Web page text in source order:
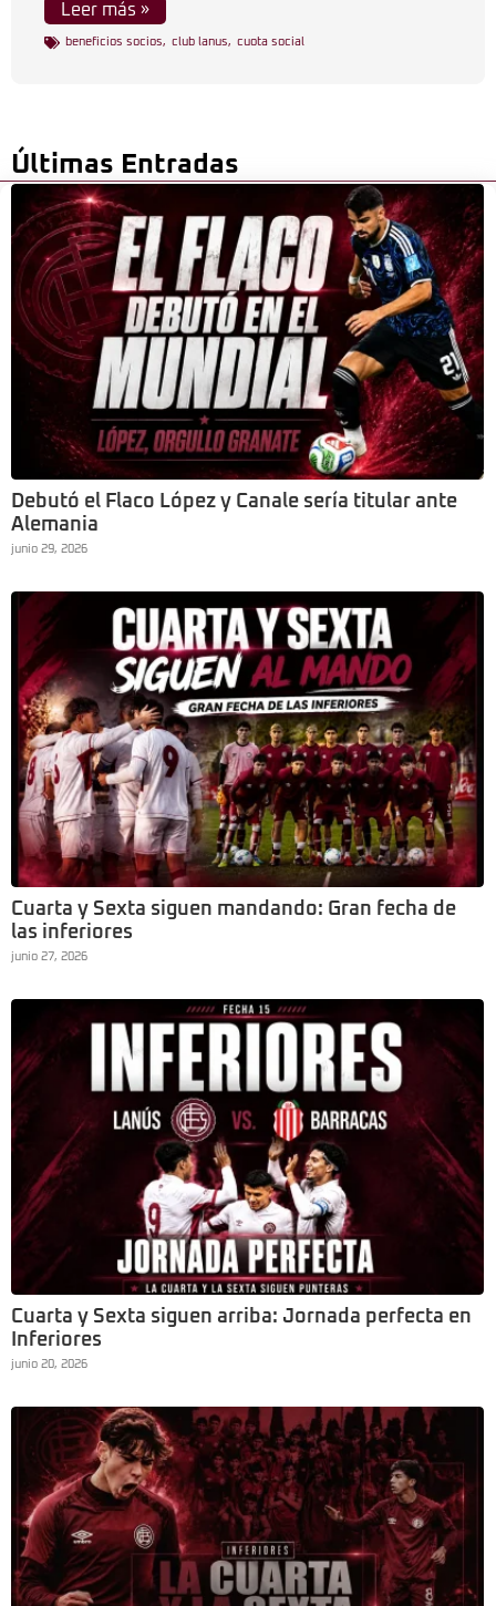
Leer más »
beneficios socios, club lanus, cuota social
Últimas Entradas
Debutó el Flaco López y Canale sería titular ante
Alemania
junio 29, 2026
Cuarta y Sexta siguen mandando: Gran fecha de
las inferiores
junio 27, 2026
Cuarta y Sexta siguen arriba: Jornada perfecta en
Inferiores
junio 20, 2026